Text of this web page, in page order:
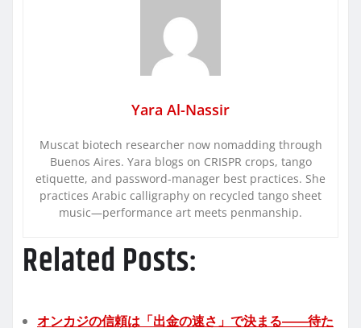
Yara Al-Nassir
Muscat biotech researcher now nomadding through
Buenos Aires. Yara blogs on CRISPR crops, tango
etiquette, and password-manager best practices. She
practices Arabic calligraphy on recycled tango sheet
music—performance art meets penmanship.
Related Posts:
オンカジの信頼は「出金の速さ」で決まる――待た